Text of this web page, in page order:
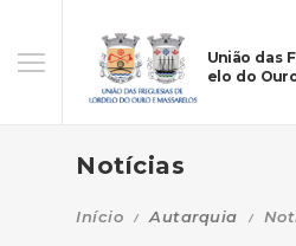
União das
elo do
Notícias
Início Autarquia